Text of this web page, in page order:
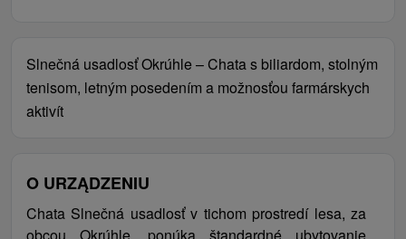
Slnečná usadlosť Okrúhle – Chata s biliardom, stolným
tenisom, letným posedením a možnosťou farmárskych
aktivít
O URZĄDZENIU
Chata Slnečná usadlosť v tichom prostredí lesa, za